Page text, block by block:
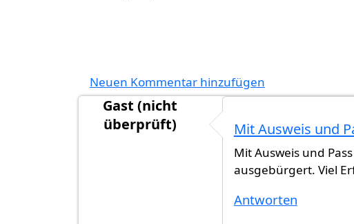
Neuen Kommentar hinzufügen
Gast (nicht
überprüft)
Mit Ausweis und
Mit Ausweis und
ausgebürgert. Viel
Antworten